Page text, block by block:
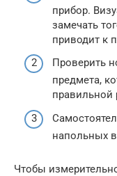
прибор.
замечать
приводит к
Проверить
предмета,
правильной
напольных
Чтобы